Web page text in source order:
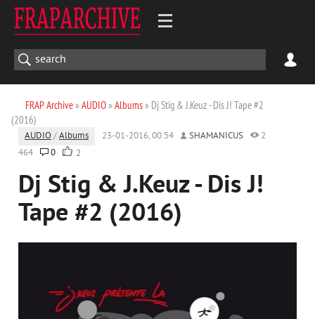
FRAP Archive» AUDIO» Albums» Dj Stig & J.Keuz - Dis J! Tape #2
(2016)
AUDIO /Albums 23-01-2016, 00:54 SHAMANICUS
2
464
0 2
Dj Stig & J.Keuz - Dis J!
Tape #2 (2016)